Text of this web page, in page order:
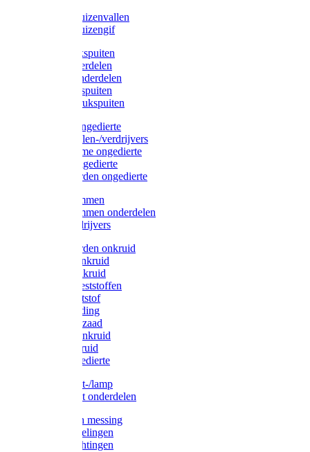
Ratten / Muizenvallen
Ratten / Muizengif
Gloria drukspuiten
Gloria onderdelen
Gardena onderdelen
Dario drukspuiten
Gardena drukspuiten
Diversen ongedierte
Insectenvallen-/verdrijvers
Protect Home ongedierte
Solabiol ongedierte
Protect Garden ongedierte
Mollenklemmen
Mollenklemmen onderdelen
Mollenverdrijvers
Protect Garden onkruid
Diversen onkruid
Solabiol onkruid
Solabiol meststoffen
Pokon meststof
Pokon voeding
Pokon graszaad
Roundup onkruid
Pokon onkruid
Pokon ongedierte
Vliegenkast-/lamp
Vliegenkast onderdelen
Zuigkorven messing
Geka koppelingen
Geka afdichtingen